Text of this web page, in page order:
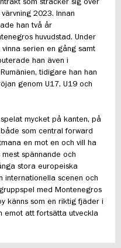
som sträcker sig över
2023. Innan
han två år
huvudstad. Under
serien en gång samt
han även i
tidigare han han
genom U17, U19 och
mycket på kanten, på
som central forward
en mot en och vill ha
spännande och
stora europeiska
internationella scenen och
med Montenegros
känns som en riktig fjäder i
emot att fortsätta utveckla